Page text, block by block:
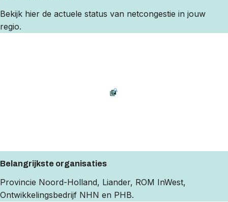
Bekijk hier de actuele status van netcongestie in jouw
regio.
Belangrijkste organisaties
Provincie Noord-Holland, Liander, ROM InWest,
Ontwikkelingsbedrijf NHN en PHB.